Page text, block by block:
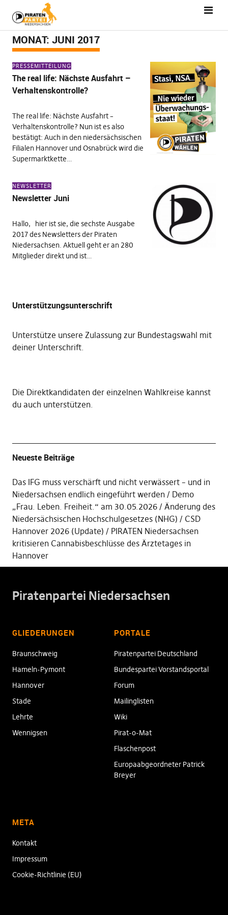
MONAT: JUNI 2017
PRESSEMITTEILUNG
The real life: Nächste Ausfahrt –
Verhaltenskontrolle?
The real life: Nächste Ausfahrt –
Verhaltenskontrolle? Nun ist es also
bestätigt: Auch in den niedersächsischen
Filialen Hannover und Osnabrück wird die
Supermarktkette…
NEWSLETTER
Newsletter Juni
Hallo, hier ist sie, die sechste Ausgabe
2017 des Newsletters der Piraten
Niedersachsen. Aktuell geht er an 280
Mitglieder direkt und ist…
Unterstützungsunterschrift
Unterstütze unsere Zulassung zur Bundestagswahl mit
deiner Unterschrift.
Die Direktkandidaten der einzelnen Wahlkreise kannst
du auch unterstützen.
Neueste Beiträge
Das IFG muss verschärft und nicht verwässert – und in
Niedersachsen endlich eingeführt werden
Demo
„Frau. Leben. Freiheit.“ am 30.05.2026
Änderung des
Niedersächsischen Hochschulgesetzes (NHG)
CSD
Hannover 2026 (Update)
PIRATEN Niedersachsen
kritisieren Cannabisbeschlüsse des Ärztetages in
Hannover
Piratenpartei Niedersachsen
GLIEDERUNGEN
Braunschweig
Hameln-Pymont
Hannover
Stade
Lehrte
Wennigsen
PORTALE
Piratenpartei Deutschland
Bundespartei Vorstandsportal
Forum
Mailinglisten
Wiki
Pirat-o-Mat
Flaschenpost
Europaabgeordneter Patrick
Breyer
META
Kontakt
Impressum
Cookie-Richtlinie (EU)